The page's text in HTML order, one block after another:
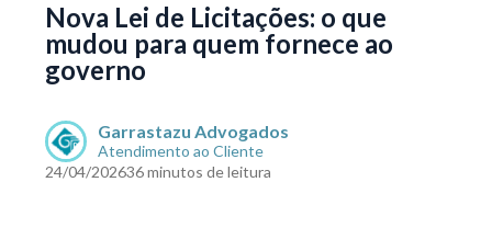
Nova Lei de Licitações: o que
mudou para quem fornece ao
governo
Garrastazu Advogados
Atendimento ao Cliente
24/04/202636 minutos de leitura